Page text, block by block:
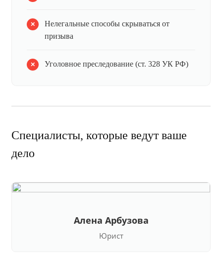
Нелегальные способы скрываться от
призыва
Уголовное преследование (ст. 328 УК РФ)
Специалисты, которые ведут ваше
дело
Алена Арбузова
Юрист